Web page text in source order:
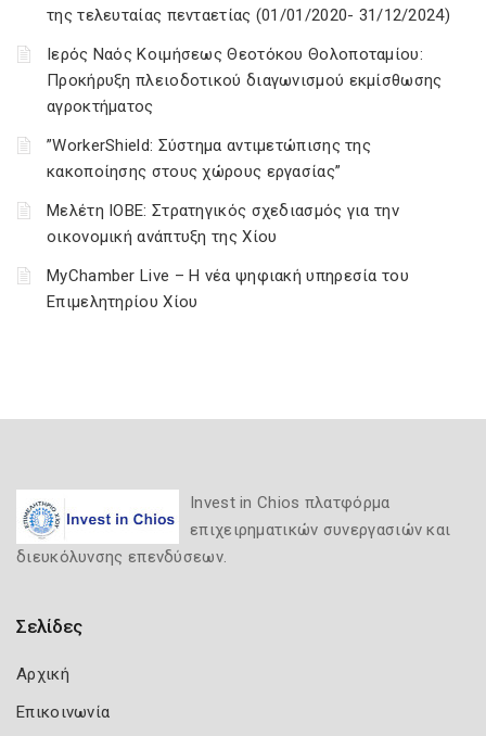
της τελευταίας πενταετίας (01/01/2020- 31/12/2024)
Ιερός Ναός Κοιμήσεως Θεοτόκου Θολοποταμίου:
Προκήρυξη πλειοδοτικού διαγωνισμού εκμίσθωσης
αγροκτήματος
”WorkerShield: Σύστημα αντιμετώπισης της
κακοποίησης στους χώρους εργασίας”
Μελέτη ΙΟΒΕ: Στρατηγικός σχεδιασμός για την
οικονομική ανάπτυξη της Χίου
MyChamber Live – Η νέα ψηφιακή υπηρεσία του
Επιμελητηρίου Χίου
Invest in Chios πλατφόρμα
επιχειρηματικών συνεργασιών και
διευκόλυνσης επενδύσεων.
Σελίδες
Αρχική
Επικοινωνία